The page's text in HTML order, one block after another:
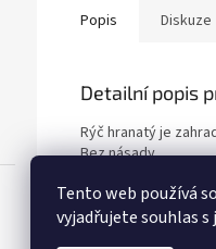
Tento web používá
vyjadřujete souhlas
Popis Diskuze
Detailní popis
Rýč hranatý je
Bez násady.